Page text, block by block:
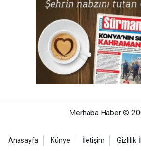
Merhaba Haber ©
Anasayfa Künye İletişim Gizlilik